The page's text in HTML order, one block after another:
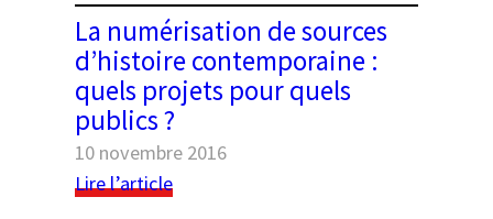
« L’histoire
immédiate »
et
AG
de
l’association
La numérisation de sources
d’histoire contemporaine :
quels projets pour quels
publics ?
10 novembre 2016
Lire l’article: